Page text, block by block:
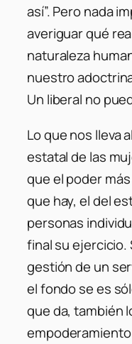
así”. Pero nada
averiguar qué
naturaleza
nuestro
Un liberal no
Lo que nos lleva
estatal de las
que el poder
que hay, el del
personas
final su ejercicio.
gestión de un
el fondo se es
que da, también